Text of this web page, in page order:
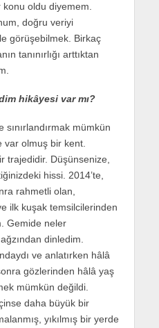
konu oldu diyemem.
doğru veriyi
görüşebilmek. Birkaç
tanınırlığı arttıktan
hikâyesi var mı?
sınırlandırmak mümkün
var olmuş bir kent.
trajedidir. Düşünsenize,
hissi. 2014’te,
rahmetli olan,
ilk kuşak temsilcilerinden
Gemide neler
dinledim.
ve anlatırken hâlâ
gözlerinden hâlâ yaş
mümkün değildi.
daha büyük bir
yıkılmış bir yerde